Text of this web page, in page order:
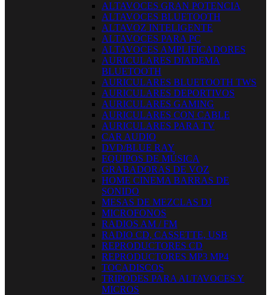
ALTAVOCES GRAN POTENCIA
ALTAVOCES BLUETOOTH
ALTAVOZ INTELIGENTE
ALTAVOCES PARA PC
ALTAVOCES AMPLIFICADORES
AURICULARES DIADEMA
BLUETOOTH
AURICULARES BLUETOOTH TWS
AURICULARES DEPORTIVOS
AURICULARES GAMING
AURICULARES CON CABLE
AURICULARES PARA TV
CAR AUDIO
DVD/BLUE RAY
EQUIPOS DE MÚSICA
GRABADORAS DE VOZ
HOME CINEMA BARRAS DE
SONIDO
MESAS DE MEZCLAS DJ
MICROFONOS
RADIOS AM / FM
RADIO CD, CASSETTE, USB
REPRODUCTORES CD
REPRODUCTORES MP3 MP4
TOCADISCOS
TRIPODES PARA ALTAVOCES Y
MICROS